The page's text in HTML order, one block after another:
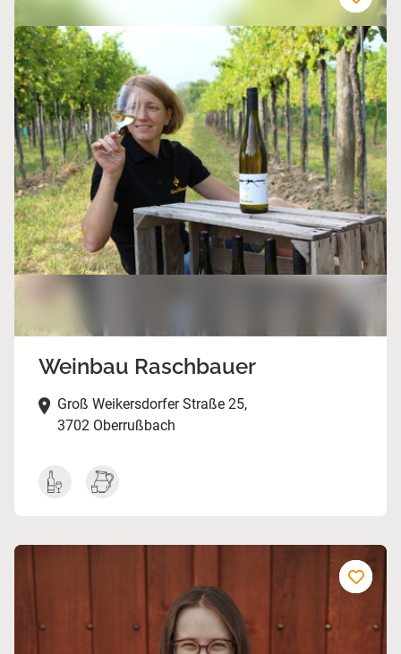
Weinbau Raschbauer
Groß Weikersdorfer Straße 25,
3702 Oberrußbach